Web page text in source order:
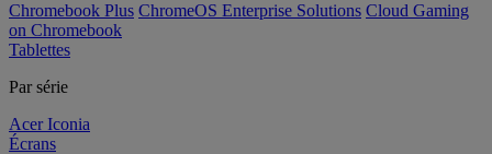
Chromebook Plus ChromeOS Enterprise Solutions Cloud Gaming
on Chromebook
Tablettes
Par série
Acer Iconia
Écrans